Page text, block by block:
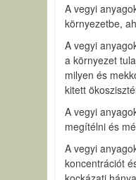
A vegyi
környezetbe,
A vegyi
a környezet
milyen és
kitett
A vegyi
megítélni és
A vegyi
koncentrációt